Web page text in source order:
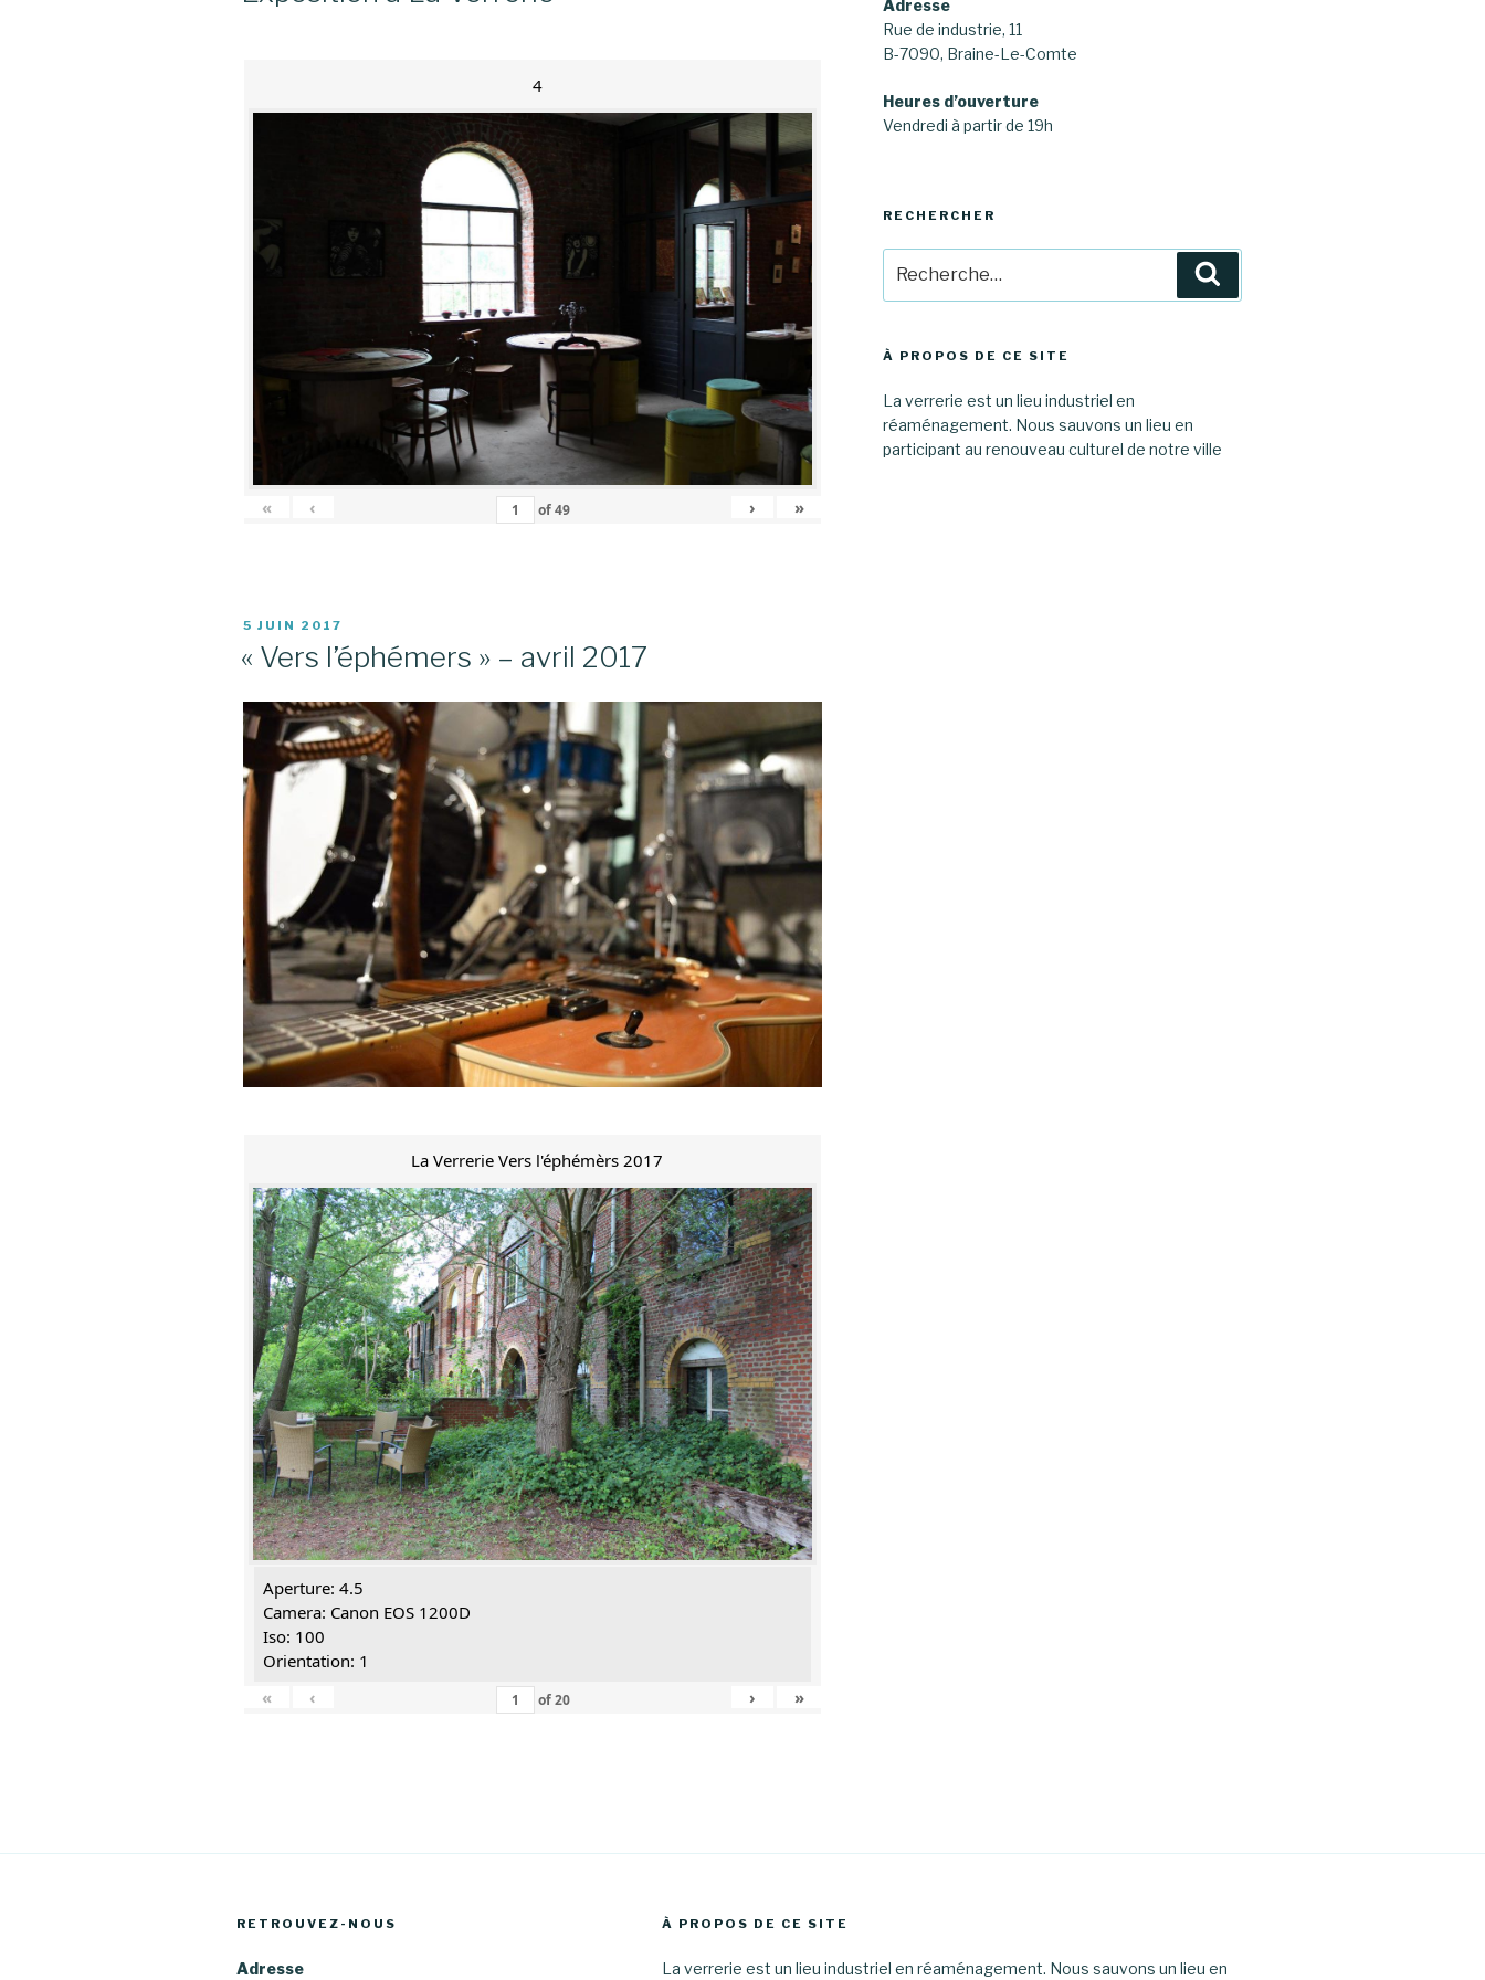
4
« ‹ of49 › »
PUBLIÉ
5 JUIN 2017
« Vers l’éphémers » – avril 2017
La Verrerie Vers l'éphémèrs 2017
Aperture: 4.5
Camera: Canon EOS 1200D
Iso: 100
Orientation: 1
«
‹ of20 › »
Adresse
Rue de industrie, 11
B-7090, Braine-Le-Comte
Heures d’ouverture
Vendredi à partir de 19h
RECHERCHER
pour
:
À PROPOS DE CE SITE
La verrerie est un lieu industriel en
réaménagement. Nous sauvons un lieu en
participant au renouveau culturel de notre ville
RETROUVEZ-NOUS
Adresse
À PROPOS DE CE SITE
La verrerie est un lieu industriel en réaménagement. Nous sauvons un lieu en